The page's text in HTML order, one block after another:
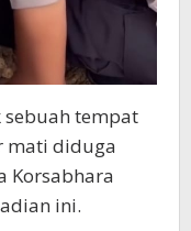
sebuah tempat
mati diduga
Korsabhara
ini.